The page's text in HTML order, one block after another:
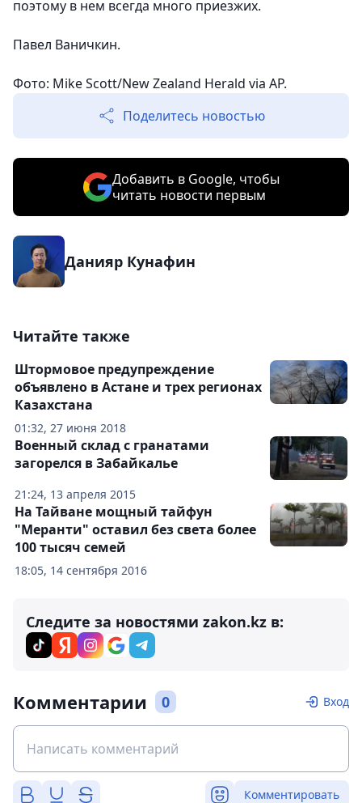
поэтому в нем всегда много приезжих.
Павел Ваничкин.
Фото: Mike Scott/New Zealand Herald via AP.
Поделитесь новостью
Добавить в Google, чтобы
читать новости первым
Данияр Кунафин
Читайте также
01:32, 27 июня 2018
Штормовое предупреждение
объявлено в Астане и трех регионах
Казахстана
21:24, 13 апреля 2015
Военный склад с гранатами
загорелся в Забайкалье
18:05, 14 сентября 2016
На Тайване мощный тайфун
"Меранти" оставил без света более
100 тысяч семей
Следите за новостями zakon.kz в:
Комментарии 0 Вход
Комментировать